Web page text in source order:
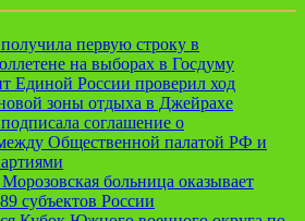
первую строку в
на выборах в Госдуму
Единой России проверил ход
зоны отдыха в Джейрахе
соглашение о
Общественной палатой РФ и
больница оказывает
субъектов России